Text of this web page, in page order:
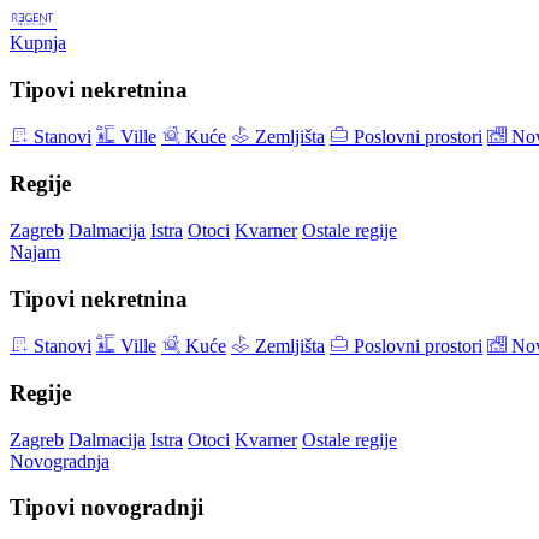
Kupnja
Tipovi nekretnina
Stanovi Ville Kuće Zemljišta Poslovni prostori
Regije
Zagreb Dalmacija Istra Otoci Kvarner Ostale regije
Najam
Tipovi nekretnina
Stanovi Ville Kuće Zemljišta Poslovni prostori
Regije
Zagreb Dalmacija Istra Otoci Kvarner Ostale regije
Novogradnja
Tipovi novogradnji